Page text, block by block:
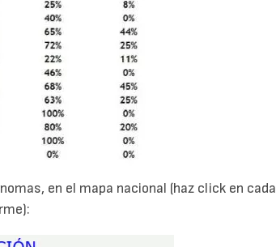
en el mapa nacional (haz click en cada